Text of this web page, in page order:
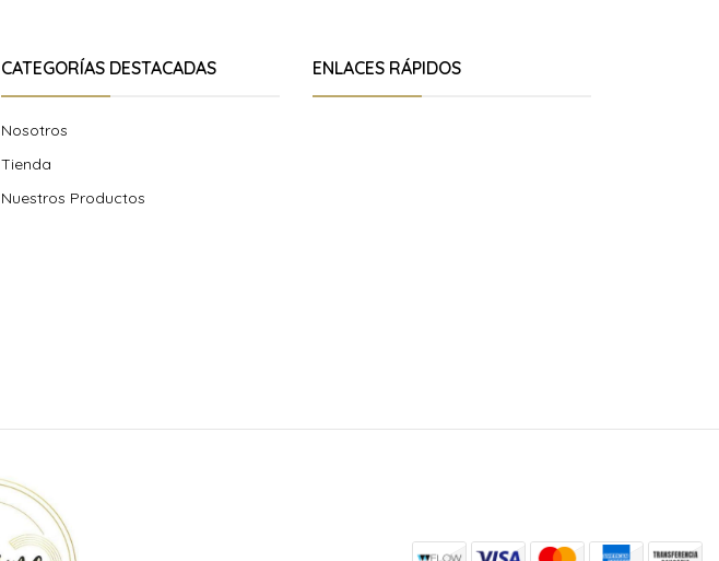
CATEGORÍAS DESTACADAS
Nosotros
Tienda
Nuestros Productos
ENLACES RÁPIDOS